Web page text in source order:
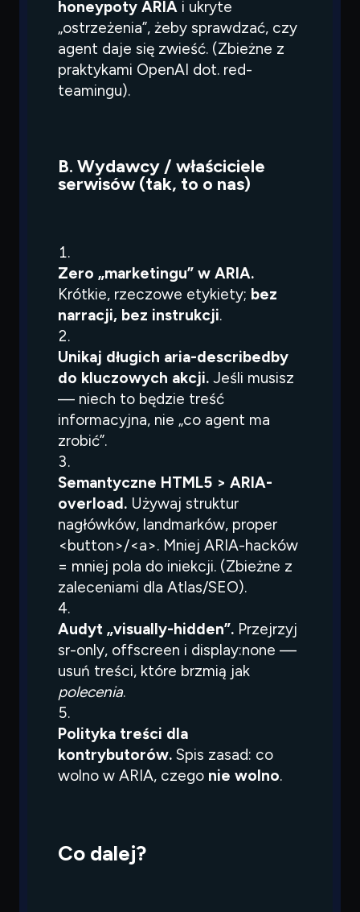
honeypoty ARIA i ukryte
„ostrzeżenia”, żeby sprawdzać, czy
agent daje się zwieść. (Zbieżne z
praktykami OpenAI dot. red-
teamingu).
B. Wydawcy / właściciele
serwisów (tak, to o nas)
Zero „marketingu” w ARIA.
Krótkie, rzeczowe etykiety; bez
narracji, bez instrukcji.
Unikaj długich aria-describedby
do kluczowych akcji. Jeśli musisz
— niech to będzie treść
informacyjna, nie „co agent ma
zrobić”.
Semantyczne HTML5 > ARIA-
overload. Używaj struktur
nagłówków, landmarków, proper
<button>/<a>. Mniej ARIA-hacków
= mniej pola do iniekcji. (Zbieżne z
zaleceniami dla Atlas/SEO).
Audyt „visually-hidden”. Przejrzyj
sr-only, offscreen i display:none —
usuń treści, które brzmią jak
polecenia.
Polityka treści dla
kontrybutorów. Spis zasad: co
wolno w ARIA, czego nie wolno.
Co dalej?